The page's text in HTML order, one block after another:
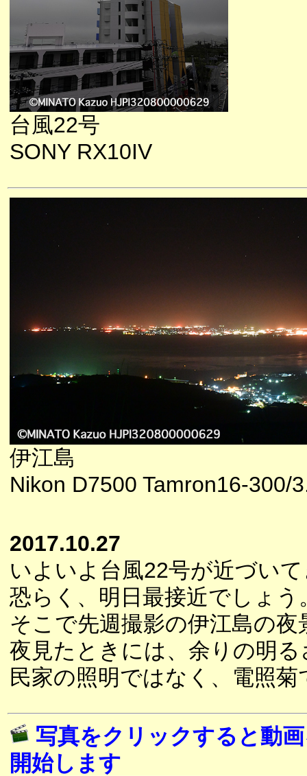
台風22号
SONY RX10IV
伊江島
Nikon D7500 Tamron16-300/
2017.10.27
いよいよ台風22号が近づい
恐らく、明日最接近でしょう
そこで先週撮影の伊江島の夜
夜見たときには、余りの明
民家の照明ではなく、電照菊
写真をクリックすると動
開始します